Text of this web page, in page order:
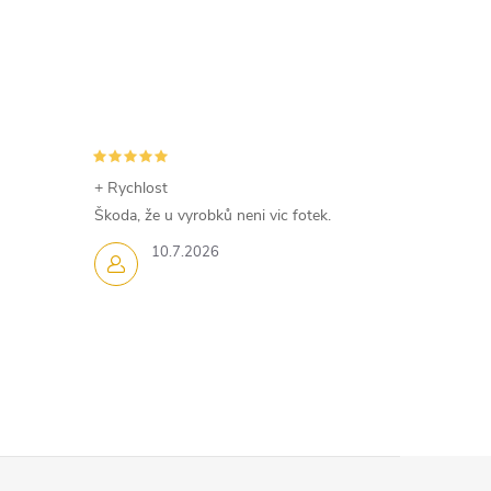
10.7.2026
+ Rychlost
Škoda, že u vyrobků neni vic fotek.